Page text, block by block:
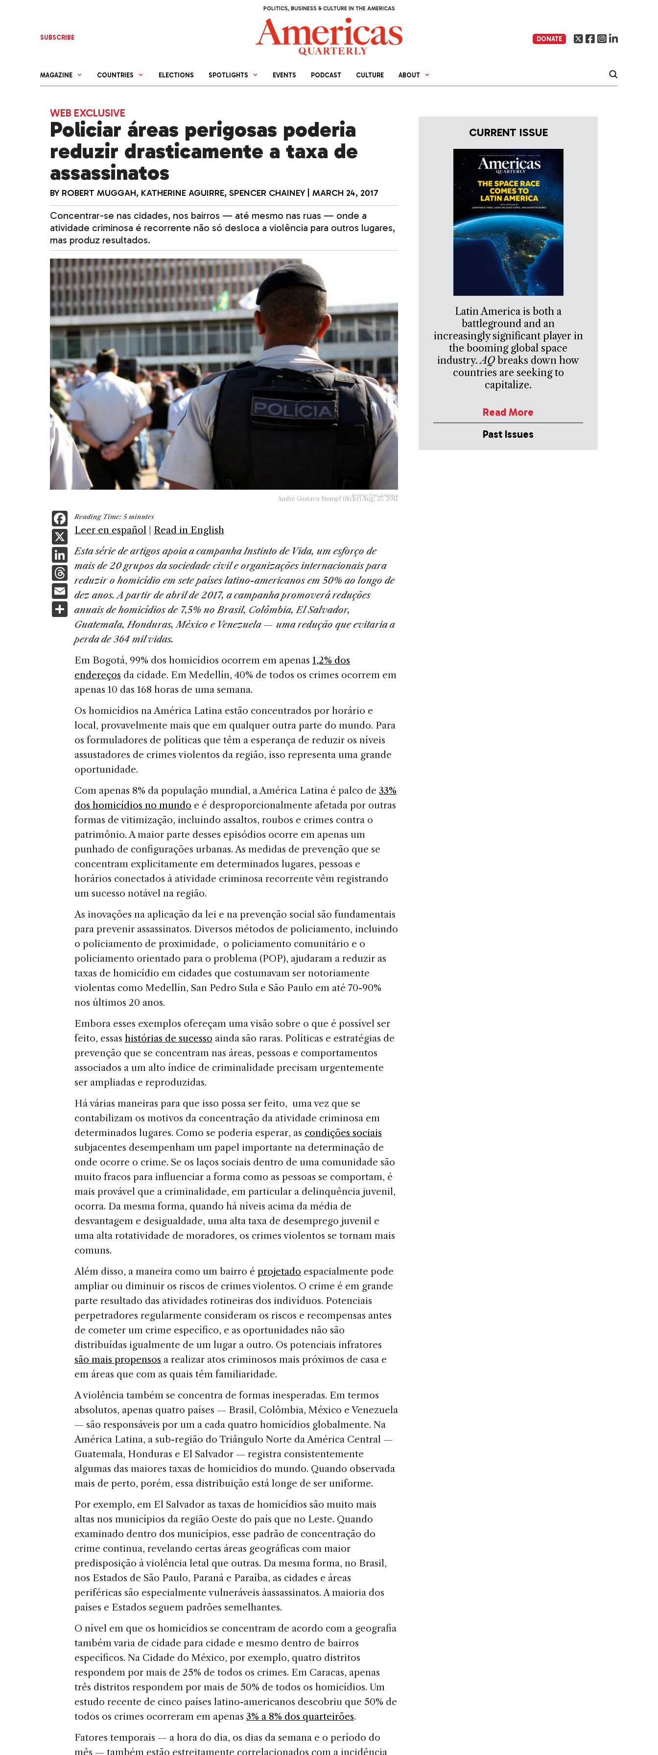
POLITICS, BUSINESS & CULTURE IN THE AMERICAS
SUBSCRIBE DONATE
MAGAZINE COUNTRIES ELECTIONS SPOTLIGHTS EVENTS PODCAST CULTURE ABOUT
WEB EXCLUSIVE
Policiar áreas perigosas poderia
reduzir drasticamente a taxa de
assassinatos
BY ROBERT MUGGAH, KATHERINE AGUIRRE, SPENCER CHAINEY MARCH 24, 2017
Concentrar-se nas cidades, nos bairros — até mesmo nas ruas — onde a
atividade criminosa é recorrente não só desloca a violência para outros lugares,
mas produz resultados.
Reading Time: 5 minutes
André Gustavo Stumpf (flickr) Aug. 27, 2011
F
a
c
e
b
o
o
k
X
Li
n
k
e
dI
n
T
h
re
a
d
s
E
m
ai
S
h
ar
e
Reading Time: 5 minutes
Leer en español
Read in English
Esta série de artigos apoia a campanha Instinto de Vida, um esforço de
mais de 20 grupos da sociedade civil e organizações internacionais para
reduzir o homicídio em sete países latino-americanos em 50% ao longo de
dez anos. A partir de abril de 2017, a campanha promoverá reduções
anuais de homicídios de 7,5% no Brasil, Colômbia, El Salvador,
Guatemala, Honduras, México e Venezuela — uma redução que evitaria a
perda de 364 mil vidas.
Em Bogotá, 99% dos homicídios ocorrem em apenas 1,2% dos
endereços da cidade. Em Medellín, 40% de todos os crimes ocorrem em
apenas 10 das 168 horas de uma semana.
Os homicídios na América Latina estão concentrados por horário e
local, provavelmente mais que em qualquer outra parte do mundo. Para
os formuladores de políticas que têm a esperança de reduzir os níveis
assustadores de crimes violentos da região, isso representa uma grande
oportunidade.
Com apenas 8% da população mundial, a América Latina é palco de 33%
dos homicídios no mundo e é desproporcionalmente afetada por outras
formas de vitimização, incluindo assaltos, roubos e crimes contra o
patrimônio. A maior parte desses episódios ocorre em apenas um
punhado de configurações urbanas. As medidas de prevenção que se
concentram explicitamente em determinados lugares, pessoas e
horários conectados à atividade criminosa recorrente vêm registrando
um sucesso notável na região.
As inovações na aplicação da lei e na prevenção social são fundamentais
para prevenir assassinatos. Diversos métodos de policiamento, incluindo
o policiamento de proximidade, o policiamento comunitário e o
policiamento orientado para o problema (POP), ajudaram a reduzir as
taxas de homicídio em cidades que costumavam ser notoriamente
violentas como Medellín, San Pedro Sula e São Paulo em até 70-90%
nos últimos 20 anos.
Embora esses exemplos ofereçam uma visão sobre o que é possível ser
feito, essas histórias de sucesso ainda são raras. Políticas e estratégias de
prevenção que se concentram nas áreas, pessoas e comportamentos
associados a um alto índice de criminalidade precisam urgentemente
ser ampliadas e reproduzidas.
Há várias maneiras para que isso possa ser feito, uma vez que se
contabilizam os motivos da concentração da atividade criminosa em
determinados lugares. Como se poderia esperar, as condições sociais
subjacentes desempenham um papel importante na determinação de
onde ocorre o crime. Se os laços sociais dentro de uma comunidade são
muito fracos para influenciar a forma como as pessoas se comportam, é
mais provável que a criminalidade, em particular a delinquência juvenil,
ocorra. Da mesma forma, quando há níveis acima da média de
desvantagem e desigualdade, uma alta taxa de desemprego juvenil e
uma alta rotatividade de moradores, os crimes violentos se tornam mais
comuns.
Além disso, a maneira como um bairro é projetado espacialmente pode
ampliar ou diminuir os riscos de crimes violentos. O crime é em grande
parte resultado das atividades rotineiras dos indivíduos. Potenciais
perpetradores regularmente consideram os riscos e recompensas antes
de cometer um crime específico, e as oportunidades não são
distribuídas igualmente de um lugar a outro. Os potenciais infratores
são mais propensos a realizar atos criminosos mais próximos de casa e
em áreas que com as quais têm familiaridade.
A violência também se concentra de formas inesperadas. Em termos
absolutos, apenas quatro países — Brasil, Colômbia, México e Venezuela
— são responsáveis por um a cada quatro homicídios globalmente. Na
América Latina, a sub-região do Triângulo Norte da América Central —
Guatemala, Honduras e El Salvador — registra consistentemente
algumas das maiores taxas de homicídios do mundo. Quando observada
mais de perto, porém, essa distribuição está longe de ser uniforme.
Por exemplo, em El Salvador as taxas de homicídios são muito mais
altas nos municípios da região Oeste do país que no Leste. Quando
examinado dentro dos municípios, esse padrão de concentração do
crime continua, revelando certas áreas geográficas com maior
predisposição à violência letal que outras. Da mesma forma, no Brasil,
nos Estados de São Paulo, Paraná e Paraíba, as cidades e áreas
periféricas são especialmente vulneráveis àassassinatos. A maioria dos
países e Estados seguem padrões semelhantes.
O nível em que os homicídios se concentram de acordo com a geografia
também varia de cidade para cidade e mesmo dentro de bairros
específicos. Na Cidade do México, por exemplo, quatro distritos
respondem por mais de 25% de todos os crimes. Em Caracas, apenas
três distritos respondem por mais de 50% de todos os homicídios. Um
estudo recente de cinco países latino-americanos descobriu que 50% de
todos os crimes ocorreram em apenas 3% a 8% dos quarteirões.
Fatores temporais — a hora do dia, os dias da semana e o período do
mês — também estão estreitamente correlacionados com a incidência
CURRENT ISSUE
Latin America is both a
battleground and an
increasingly significant player in
the booming global space
industry.AQ breaks down how
countries are seeking to
capitalize.
Read More
Past Issues